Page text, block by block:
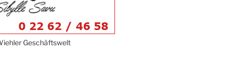
an der
Kirche
Frauenchor
Geschäftswelt